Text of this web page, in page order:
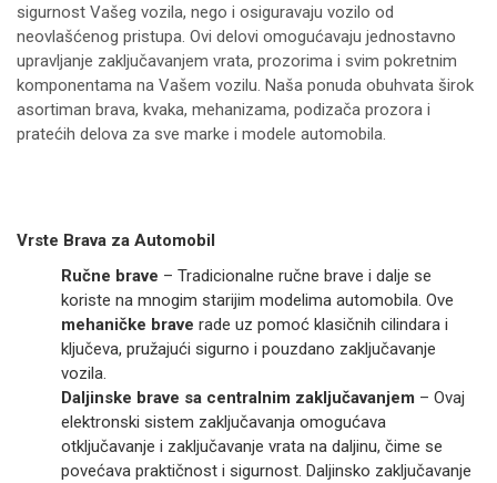
sigurnost Vašeg vozila, nego i osiguravaju vozilo od
neovlašćenog pristupa. Ovi delovi omogućavaju jednostavno
upravljanje zaključavanjem vrata, prozorima i svim pokretnim
komponentama na Vašem vozilu. Naša ponuda obuhvata širok
asortiman brava, kvaka, mehanizama, podizača prozora i
pratećih delova za sve marke i modele automobila.
Vrste Brava za Automobil
Ručne brave – Tradicionalne ručne brave i dalje se
koriste na mnogim starijim modelima automobila. Ove
mehaničke brave rade uz pomoć klasičnih cilindara i
ključeva, pružajući sigurno i pouzdano zaključavanje
vozila.
Daljinske brave sa centralnim zaključavanjem – Ovaj
elektronski sistem zaključavanja omogućava
otključavanje i zaključavanje vrata na daljinu, čime se
povećava praktičnost i sigurnost. Daljinsko zaključavanje